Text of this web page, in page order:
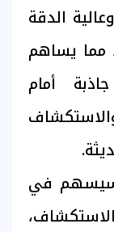
الدقة
مما يساهم
أمام
سيسهم في